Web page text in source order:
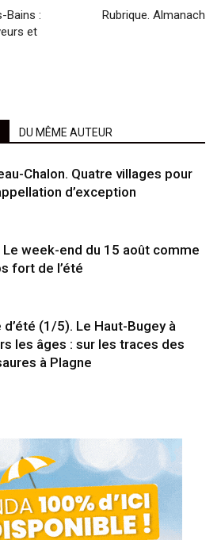
Bains :
et
Rubrique. Almanach
DU MÊME AUTEUR
Chalon. Quatre villages pour
d’exception
Le week-end du 15 août comme
fort de l’été
d’été (1/5). Le Haut-Bugey à
les âges : sur les traces des
à Plagne